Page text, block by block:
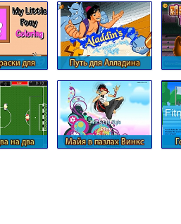
для
Путь для Алладина
на два Майя в пазлах Винкс